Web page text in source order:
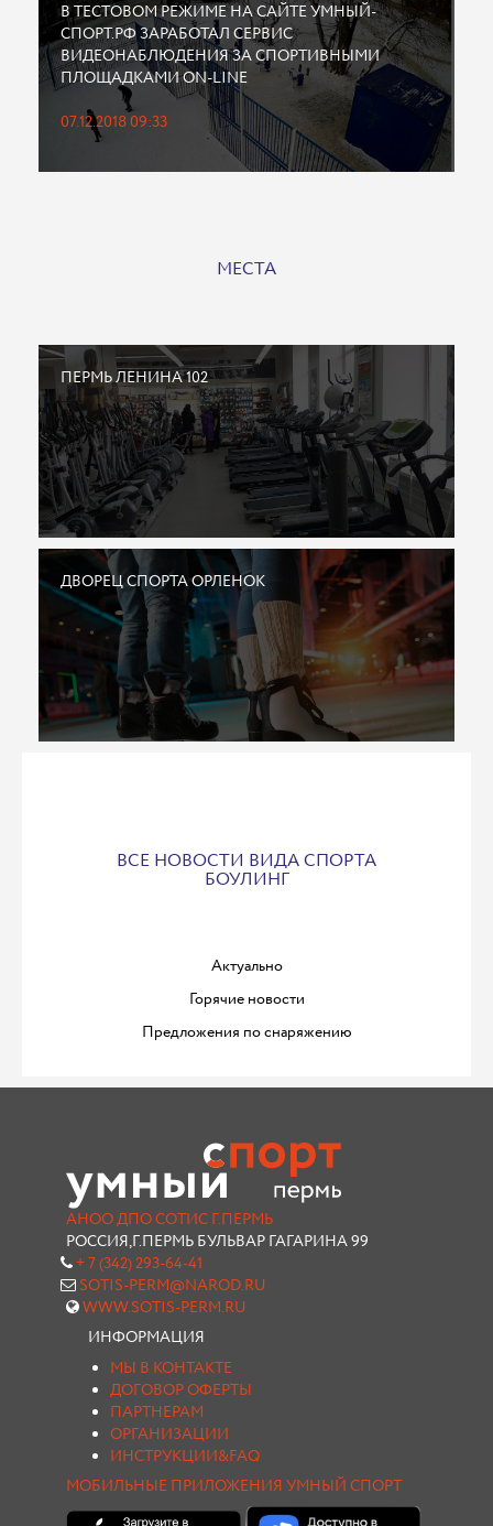
В ТЕСТОВОМ РЕЖИМЕ НА САЙТЕ УМНЫЙ-
СПОРТ.РФ ЗАРАБОТАЛ СЕРВИС
ВИДЕОНАБЛЮДЕНИЯ ЗА СПОРТИВНЫМИ
ПЛОЩАДКАМИ ON-LINE
07.12.2018 09:33
МЕСТА
ПЕРМЬ ЛЕНИНА 102
ДВОРЕЦ СПОРТА ОРЛЕНОК
ВСЕ НОВОСТИ ВИДА СПОРТА
БОУЛИНГ
Актуально
Горячие новости
Предложения по снаряжению
АНОО ДПО СОТИС Г.ПЕРМЬ
РОССИЯ,Г.ПЕРМЬ БУЛЬВАР ГАГАРИНА 99
+ 7 (342) 293-64-41
SOTIS-PERM@NAROD.RU
WWW.SOTIS-PERM.RU
ИНФОРМАЦИЯ
МЫ В КОНТАКТЕ
ДОГОВОР ОФЕРТЫ
ПАРТНЕРАМ
ОРГАНИЗАЦИИ
ИНСТРУКЦИИ&FAQ
МОБИЛЬНЫЕ ПРИЛОЖЕНИЯ УМНЫЙ СПОРТ